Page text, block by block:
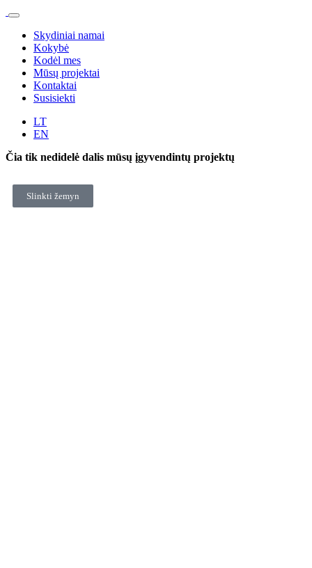
Skydiniai namai
Kokybė
Kodėl mes
Mūsų projektai
Kontaktai
Susisiekti
LT
EN
Čia tik nedidelė dalis mūsų įgyvendintų projektų
Slinkti žemyn